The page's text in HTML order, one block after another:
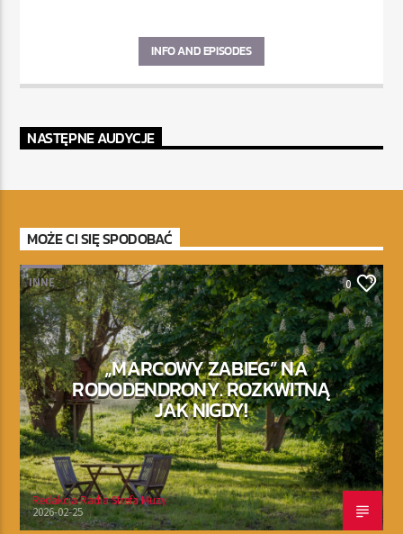
INFO AND EPISODES
NASTĘPNE AUDYCJE
MOŻE CI SIĘ SPODOBAĆ
INNE 0
„MARCOWY ZABIEG” NA
RODODENDRONY. ROZKWITNĄ
JAK NIGDY!
Redakcja Radia Strefa Muzy
2026-02-25